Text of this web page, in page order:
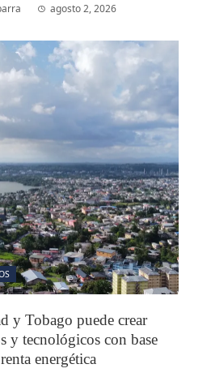
agosto 2, 2026
y Tobago puede crear
y tecnológicos con base
energética